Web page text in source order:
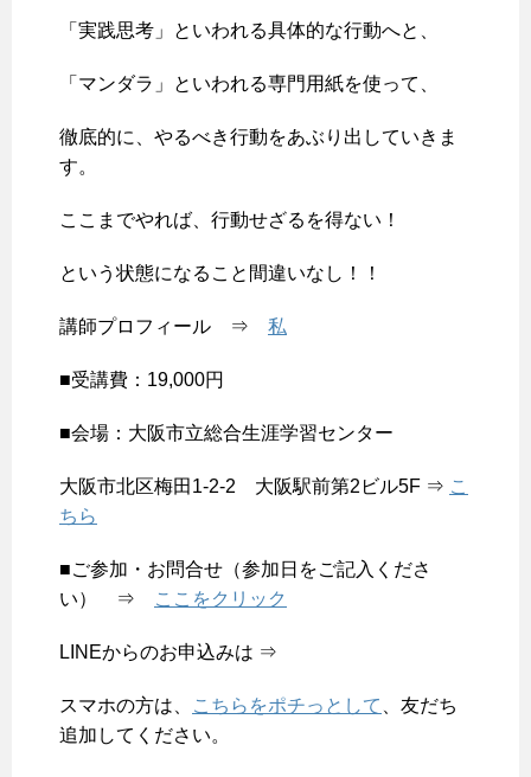
「実践思考」といわれる具体的な行動へと、
「マンダラ」といわれる専門用紙を使って、
徹底的に、やるべき行動をあぶり出していきま
す。
ここまでやれば、行動せざるを得ない！
という状態になること間違いなし！！
講師プロフィール ⇒ 私
■受講費：19,000円
■会場：大阪市立総合生涯学習センター
大阪市北区梅田1-2-2 大阪駅前第2ビル5F ⇒ こ
ちら
■ご参加・お問合せ（参加日をご記入くださ
い） ⇒
ここをクリック
LINEからのお申込みは ⇒
スマホの方は、 こちらをポチっとして
、友だち
追加してください。